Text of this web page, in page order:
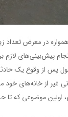
پیش‌بینی‌های لازم
پس از وقوع یک
غیر از خانه‌های
موضوعی که تا